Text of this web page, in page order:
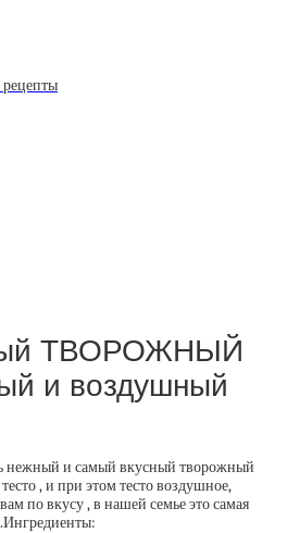
ТВОРОЖНЫЙ
и воздушный
нежный и самый вкусный творожный
, и при этом тесто воздушное,
по вкусу , в нашей семье это самая